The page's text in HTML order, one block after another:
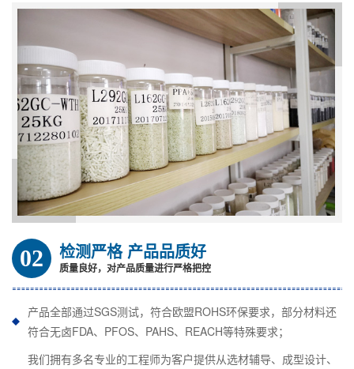
02 检测严格 产品品质好
质量良好，对产品质量进行严格把控
产品全部通过SGS测试，符合欧盟ROHS环保要求，部分材料还
符合无卤FDA、PFOS、PAHS、REACH等特殊要求；
我们拥有多名专业的工程师为客户提供从选材辅导、成型设计、